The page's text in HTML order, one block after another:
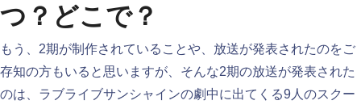
つ？どこで？
もう、2期が制作されていることや、放送が発表されたのをご
存知の方もいると思いますが、そんな2期の放送が発表された
のは、ラブライブサンシャインの劇中に出てくる9人のスクー